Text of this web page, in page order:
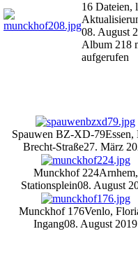
16 Dateien,
08. August
Album 218
aufgerufen
Spauwen BZ-XD-79Essen,
Brecht-Straße27. März
Munckhof 224Arnhem,
Stationsplein08. August
Munckhof 176Venlo,
Ingang08. August 2019